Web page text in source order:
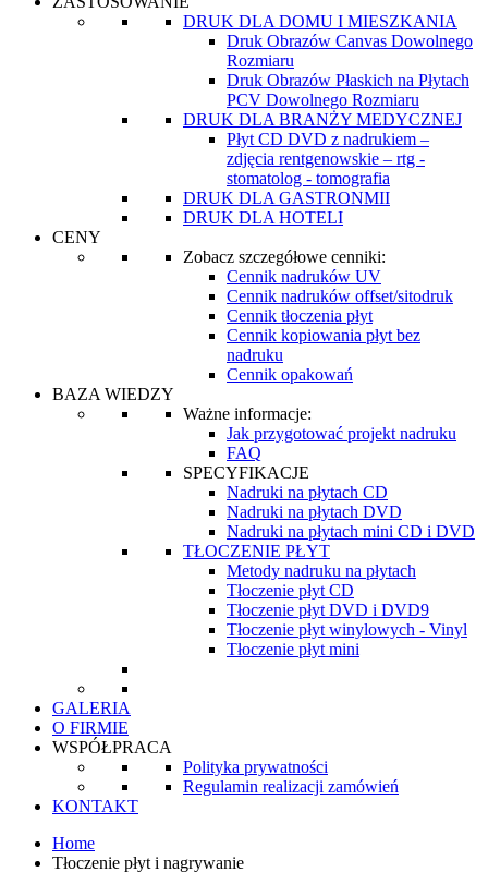
DRUK DLA DOMU I MIESZKANIA
Druk Obrazów Canvas Dowolnego
Rozmiaru
Druk Obrazów Płaskich na Płytach
PCV Dowolnego Rozmiaru
DRUK DLA BRANŻY MEDYCZNEJ
Płyt CD DVD z nadrukiem –
zdjęcia rentgenowskie – rtg -
stomatolog - tomografia
DRUK DLA GASTRONMII
DRUK DLA HOTELI
CENY
Zobacz szczegółowe cenniki:
Cennik nadruków UV
Cennik nadruków offset/sitodruk
Cennik tłoczenia płyt
Cennik kopiowania płyt bez
nadruku
Cennik opakowań
BAZA WIEDZY
Ważne informacje:
Jak przygotować projekt nadruku
FAQ
SPECYFIKACJE
Nadruki na płytach CD
Nadruki na płytach DVD
Nadruki na płytach mini CD i DVD
TŁOCZENIE PŁYT
Metody nadruku na płytach
Tłoczenie płyt CD
Tłoczenie płyt DVD i DVD9
Tłoczenie płyt winylowych - Vinyl
Tłoczenie płyt mini
GALERIA
O FIRMIE
WSPÓŁPRACA
Polityka prywatności
Regulamin realizacji zamówień
KONTAKT
Home
Tłoczenie płyt i nagrywanie